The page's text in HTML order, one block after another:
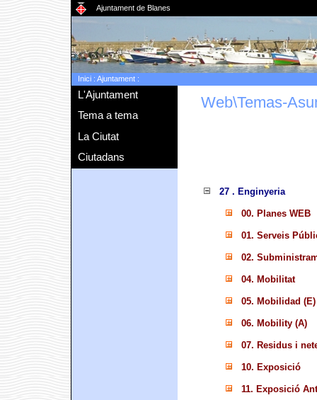
Ajuntament de Blanes
Inici: Ajuntament:
L'Ajuntament
Tema a tema
La Ciutat
Ciutadans
Web\Temas-
27 . Enginyeria
00. Planes WEB
01. Serveis
02.
04. Mobilitat
05. Mobilidad (E)
06. Mobility (A)
07. Residus i
10. Exposició
11. Exposició